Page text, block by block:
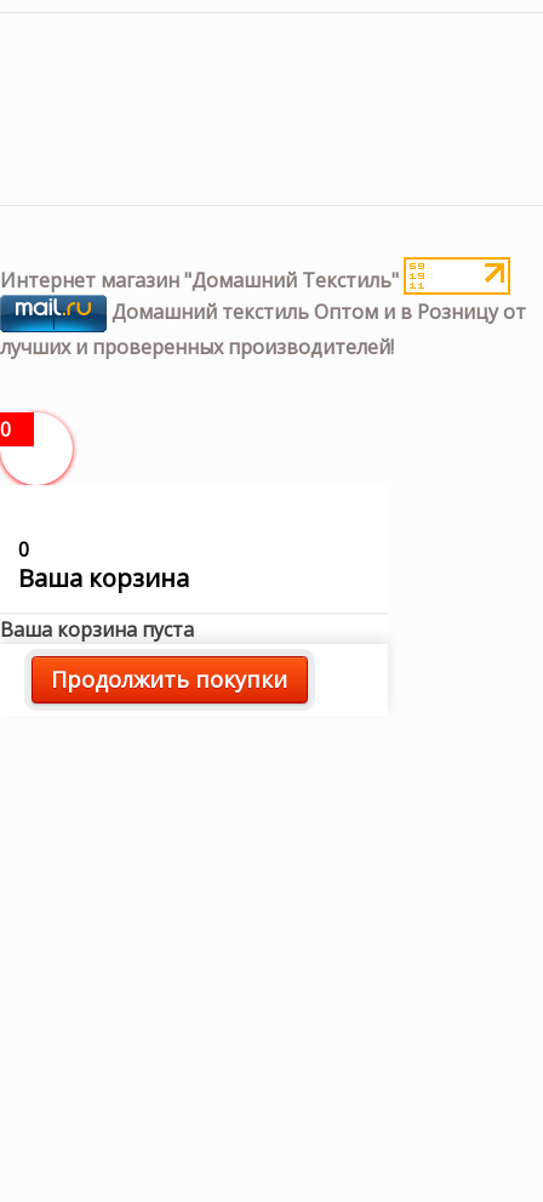
Интернет магазин "Домашний Текстиль"
Домашний текстиль Оптом и в Розницу от
лучших и проверенных производителей!
0
0
Ваша корзина
Ваша корзина пуста
Продолжить покупки